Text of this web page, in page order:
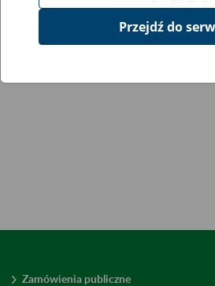
Zamówienia publiczne
Przejdź do